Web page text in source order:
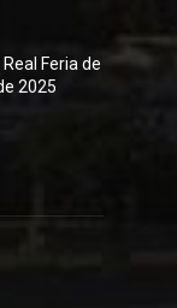
Feria de
2025